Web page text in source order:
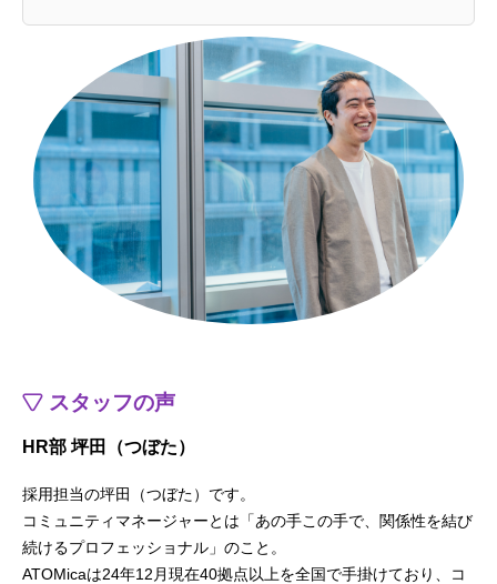
スタッフの声
HR部 坪田（つぼた）
採用担当の坪田（つぼた）です。
コミュニティマネージャーとは「あの手この手で、関係性を結び
続けるプロフェッショナル」のこと。
ATOMicaは24年12月現在40拠点以上を全国で手掛けており、コ